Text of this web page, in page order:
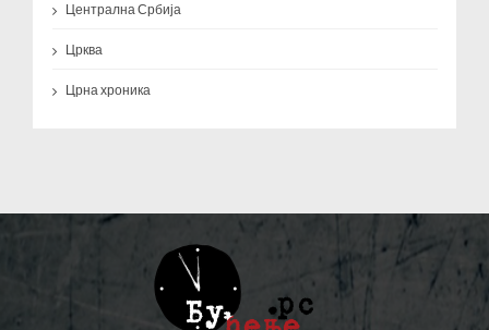
Централна Србија
Црква
Црна хроника